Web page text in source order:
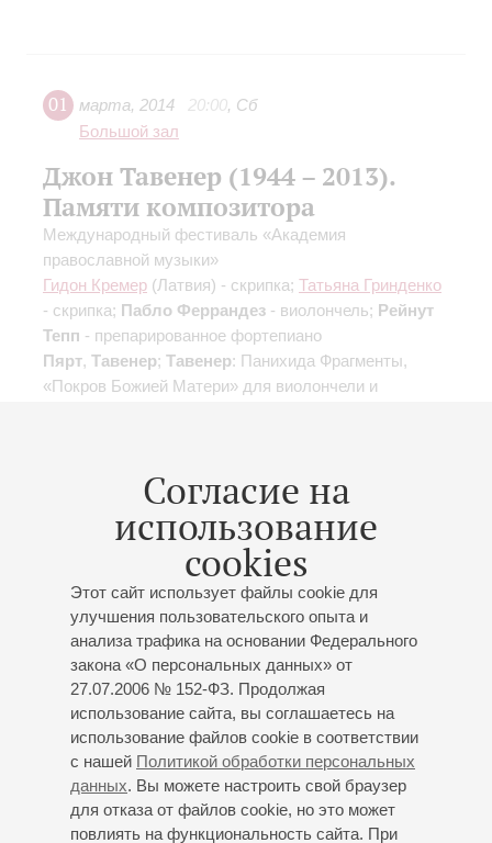
Согласие на
использование
cookies
Этот сайт использует файлы cookie для
улучшения пользовательского опыта и
анализа трафика на основании Федерального
закона «О персональных данных» от
27.07.2006 № 152-ФЗ. Продолжая
использование сайта, вы соглашаетесь на
использование файлов cookie в соответствии
с нашей Политикой обработки персональных
данных. Вы можете настроить свой браузер
для отказа от файлов cookie, но это может
повлиять на функциональность сайта. При
01 марта, 2014 20:00, Сб
Большой зал
Джон Тавенер (1944 – 2013).
Памяти композитора
Международный фестиваль «Академия
православной музыки»
Гидон Кремер (Латвия) - скрипка; Татьяна Гринденко
- скрипка; Пабло Феррандез - виолончель; Рейнут
Тепп - препарированное фортепиано
Пярт, Тавенер; Тавенер: Панихида Фрагменты,
«Покров Божией Матери» для виолончели и
смешанного хора и оркестраРоссийская премьера
июня,2013 19:00,Вт
Большой зал
«Солнечные звуки Гидона»
В рамках цикла концертов "Камерные оркестры
VIII Международный фестиваль «МУЗЫКАЛЬНАЯ
КОЛЛЕКЦИЯ»
VIII Международный фестиваль «Музыкальная